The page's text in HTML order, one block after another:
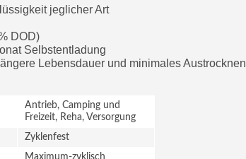
jeglicher Art
DOD)
Selbstentladung
Lebensdauer und minimales Austrocknen
Antrieb, Camping und
Freizeit, Reha, Versorgung
Zyklenfest
Maximum-zyklisch